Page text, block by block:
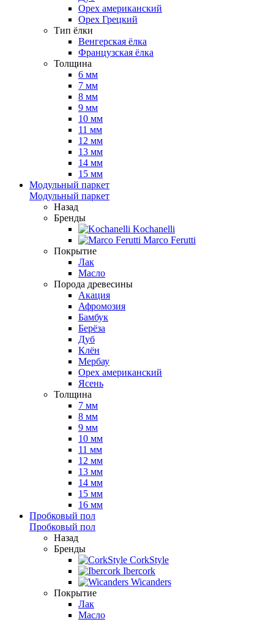
Орех американский
Орех Грецкий
Тип ёлки
Венгерская ёлка
Французская ёлка
Толщина
6 мм
7 мм
8 мм
9 мм
10 мм
11 мм
12 мм
13 мм
14 мм
15 мм
Модульный паркет
Модульный паркет
Назад
Бренды
Kochanelli
Marco Ferutti
Покрытие
Лак
Масло
Порода древесины
Акация
Афромозия
Бамбук
Берёза
Дуб
Клён
Мербау
Орех американский
Ясень
Толщина
7 мм
8 мм
9 мм
10 мм
11 мм
12 мм
13 мм
14 мм
15 мм
16 мм
Пробковый пол
Пробковый пол
Назад
Бренды
CorkStyle
Ibercork
Wicanders
Покрытие
Лак
Масло